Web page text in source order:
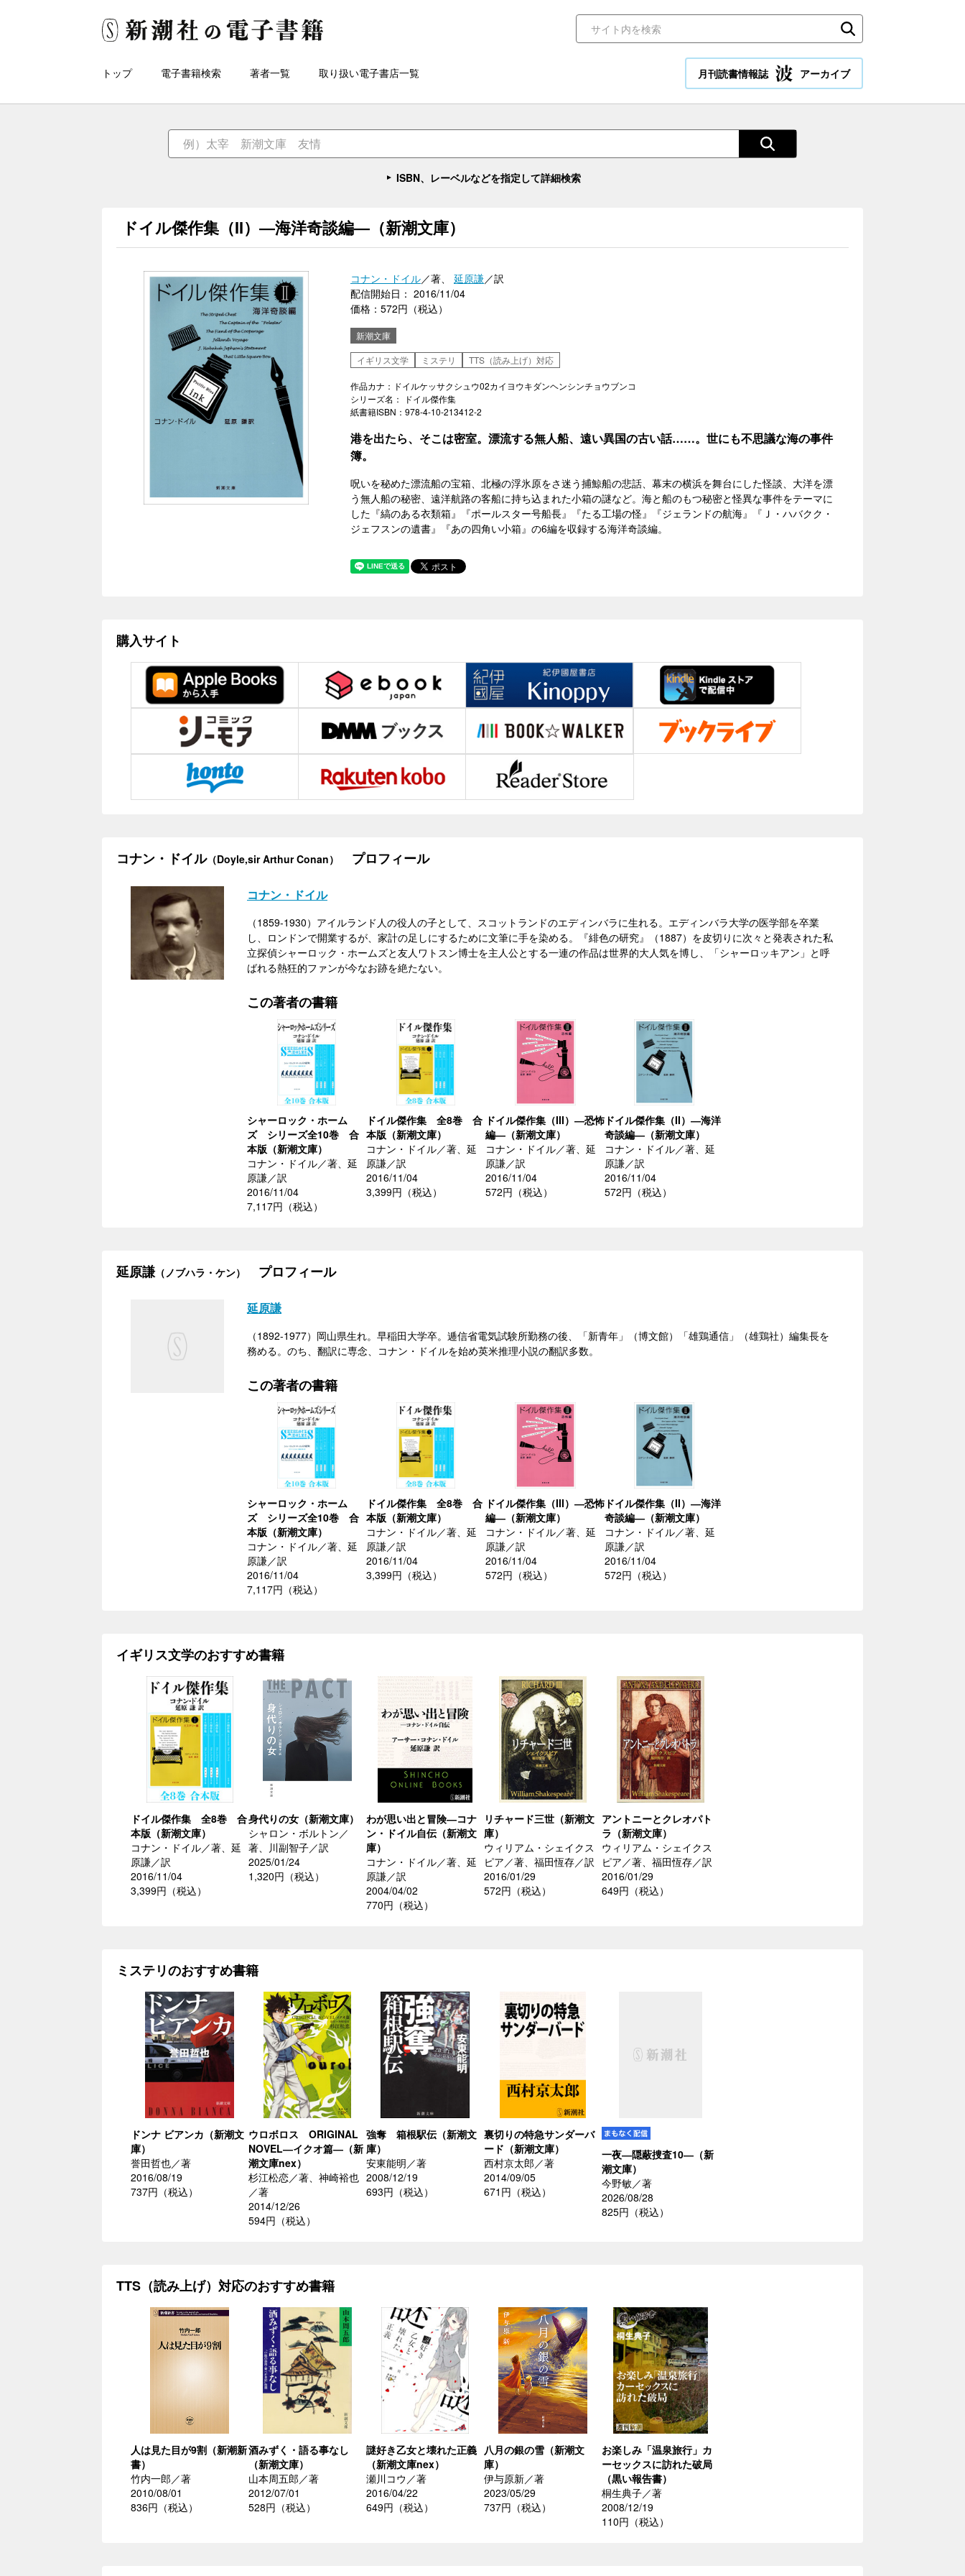
トップ 電子書籍検索 著者一覧 取り扱い電子書店一覧 月刊読書情報誌 アーカイブ
ISBN、レーベルなどを指定して詳細検索
ドイル傑作集（II）―海洋奇談編―（新潮文庫）
コナン・ドイル／著、 延原謙／訳
配信開始日： 2016/11/04
価格：572円（税込）
新潮文庫
イギリス文学
ミステリ TTS（読み上げ）対応
作品カナ：ドイルケッサクシュウ02カイヨウキダンヘンシンチョウブンコ
シリーズ名： ドイル傑作集
紙書籍ISBN：978-4-10-213412-2
港を出たら、そこは密室。漂流する無人船、遠い異国の古い話……。世にも不思議な海の事件
簿。
呪いを秘めた漂流船の宝箱、北極の浮氷原をさ迷う捕鯨船の悲話、幕末の横浜を舞台にした怪談、大洋を漂
う無人船の秘密、遠洋航路の客船に持ち込まれた小箱の謎など。海と船のもつ秘密と怪異な事件をテーマに
した『縞のある衣類箱』『ポールスター号船長』『たる工場の怪』『ジェランドの航海』『Ｊ・ハバクク・
ジェフスンの遺書』『あの四角い小箱』の6編を収録する海洋奇談編。
購入サイト
コナン・ドイル（Doyle,sir Arthur Conan） プロフィール
コナン・ドイル
（1859-1930）アイルランド人の役人の子として、スコットランドのエディンバラに生れる。エディンバラ大学の医学部を卒業
し、ロンドンで開業するが、家計の足しにするために文筆に手を染める。『緋色の研究』（1887）を皮切りに次々と発表された私
立探偵シャーロック・ホームズと友人ワトスン博士を主人公とする一連の作品は世界的大人気を博し、「シャーロッキアン」と呼
ばれる熱狂的ファンが今なお跡を絶たない。
この著者の書籍
シャーロック・ホーム
ズ シリーズ全10巻 合
本版（新潮文庫）
コナン・ドイル／著、延
原謙／訳
2016/11/04
7,117円（税込）
ドイル傑作集 全8巻 合
本版（新潮文庫）
コナン・ドイル／著、延
原謙／訳
2016/11/04
3,399円（税込）
ドイル傑作集（III）―恐怖
編―（新潮文庫）
コナン・ドイル／著、延
原謙／訳
2016/11/04
572円（税込）
ドイル傑作集（II）―海洋
奇談編―（新潮文庫）
コナン・ドイル／著、延
原謙／訳
2016/11/04
572円（税込）
延原謙（ノブハラ・ケン） プロフィール
延原謙
（1892-1977）岡山県生れ。早稲田大学卒。逓信省電気試験所勤務の後、「新青年」（博文館）「雄鶏通信」（雄鶏社）編集長を
務める。のち、翻訳に専念、コナン・ドイルを始め英米推理小説の翻訳多数。
この著者の書籍
シャーロック・ホーム
ズ シリーズ全10巻 合
本版（新潮文庫）
コナン・ドイル／著、延
原謙／訳
2016/11/04
7,117円（税込）
ドイル傑作集 全8巻 合
本版（新潮文庫）
コナン・ドイル／著、延
原謙／訳
2016/11/04
3,399円（税込）
ドイル傑作集（III）―恐怖
編―（新潮文庫）
コナン・ドイル／著、延
原謙／訳
2016/11/04
572円（税込）
ドイル傑作集（II）―海洋
奇談編―（新潮文庫）
コナン・ドイル／著、延
原謙／訳
2016/11/04
572円（税込）
イギリス文学のおすすめ書籍
ドイル傑作集 全8巻 合
本版（新潮文庫）
コナン・ドイル／著、延
原謙／訳
2016/11/04
3,399円（税込）
身代りの女（新潮文庫）
シャロン・ボルトン／
著、川副智子／訳
2025/01/24
1,320円（税込）
わが思い出と冒険―コナ
ン・ドイル自伝（新潮文
庫）
コナン・ドイル／著、延
原謙／訳
2004/04/02
770円（税込）
リチャード三世（新潮文
庫）
ウィリアム・シェイクス
ピア／著、福田恆存／訳
2016/01/29
572円（税込）
アントニーとクレオパト
ラ（新潮文庫）
ウィリアム・シェイクス
ピア／著、福田恆存／訳
2016/01/29
649円（税込）
ミステリのおすすめ書籍
ドンナ ビアンカ（新潮文
庫）
誉田哲也／著
2016/08/19
737円（税込）
ウロボロス ORIGINAL
NOVEL―イクオ篇―（新
潮文庫nex）
杉江松恋／著、神崎裕也
／著
2014/12/26
594円（税込）
強奪 箱根駅伝（新潮文
庫）
安東能明／著
2008/12/19
693円（税込）
裏切りの特急サンダーバ
ード（新潮文庫）
西村京太郎／著
2014/09/05
671円（税込）
一夜―隠蔽捜査10―（新
潮文庫）
今野敏／著
2026/08/28
825円（税込）
TTS（読み上げ）対応のおすすめ書籍
人は見た目が9割（新潮新
書）
竹内一郎／著
2010/08/01
836円（税込）
酒みずく・語る事なし
（新潮文庫）
山本周五郎／著
2012/07/01
528円（税込）
謎好き乙女と壊れた正義
（新潮文庫nex）
瀬川コウ／著
2016/04/22
649円（税込）
八月の銀の雪（新潮文
庫）
伊与原新／著
2023/05/29
737円（税込）
お楽しみ「温泉旅行」カ
ーセックスに訪れた破局
（黒い報告書）
桐生典子／著
2008/12/19
110円（税込）